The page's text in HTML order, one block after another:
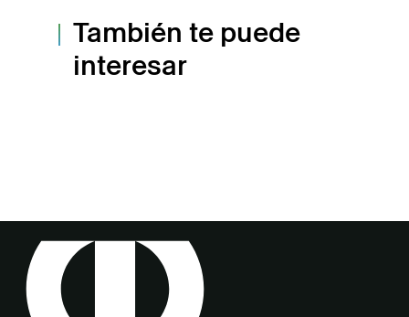
También te puede
interesar